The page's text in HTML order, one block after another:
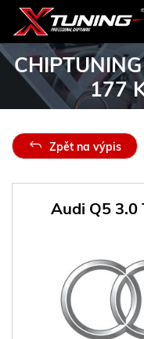
CHIPTUNING
177
Zpět na výpis
Audi Q5 3.0